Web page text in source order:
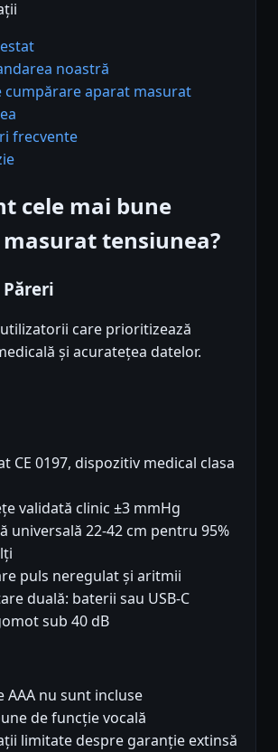
noastră
cumpărare aparat masurat
frecvente
cele mai bune
tensiunea?
Păreri
care prioritizează
și acuratețea datelor.
CE 0197, dispozitiv medical clasa
validată clinic ±3 mmHg
universală 22-42 cm pentru 95%
puls neregulat și aritmii
duală: baterii sau USB-C
sub 40 dB
AAA nu sunt incluse
de funcție vocală
limitate despre garanție extinsă